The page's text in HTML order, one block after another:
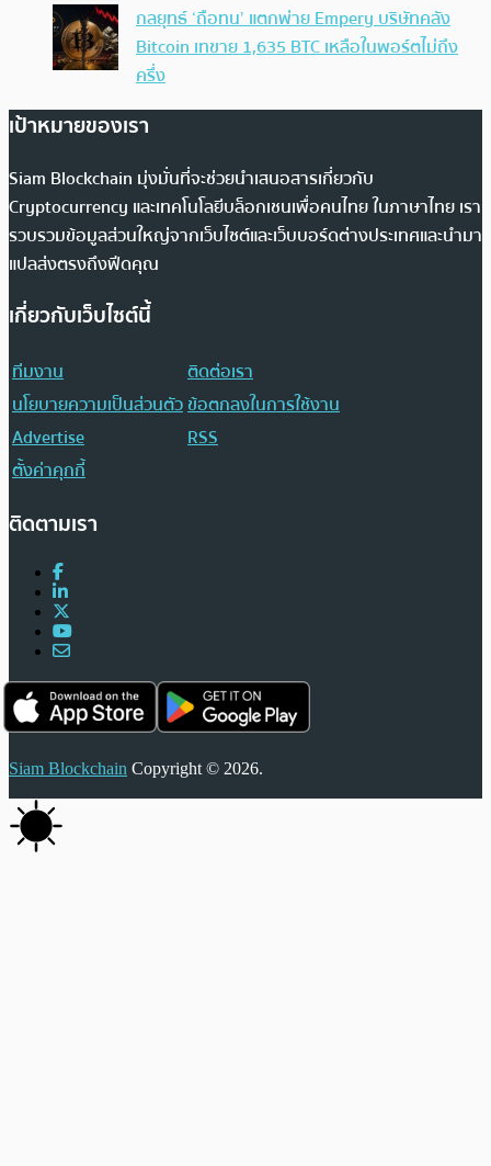
กลยุทธ์ ‘ถือทน’ แตกพ่าย Empery บริษัทคลัง
Bitcoin เทขาย 1,635 BTC เหลือในพอร์ตไม่ถึง
ครึ่ง
เป้าหมายของเรา
Siam Blockchain มุ่งมั่นที่จะช่วยนำเสนอสารเกี่ยวกับ
Cryptocurrency และเทคโนโลยีบล็อกเชนเพื่อคนไทย ในภาษาไทย เรา
รวบรวมข้อมูลส่วนใหญ่จากเว็บไซต์และเว็บบอร์ดต่างประเทศและนำมา
แปลส่งตรงถึงฟีดคุณ
เกี่ยวกับเว็บไซต์นี้
ทีมงาน
ติดต่อเรา
นโยบายความเป็นส่วนตัวข้อตกลงในการใช้งาน
Advertise
RSS
ตั้งค่าคุกกี้
ติดตามเรา
Siam Blockchain Copyright © 2026.